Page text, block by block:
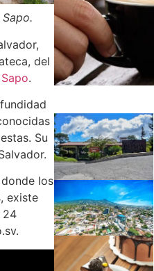
del
.
Su
los
existe
24